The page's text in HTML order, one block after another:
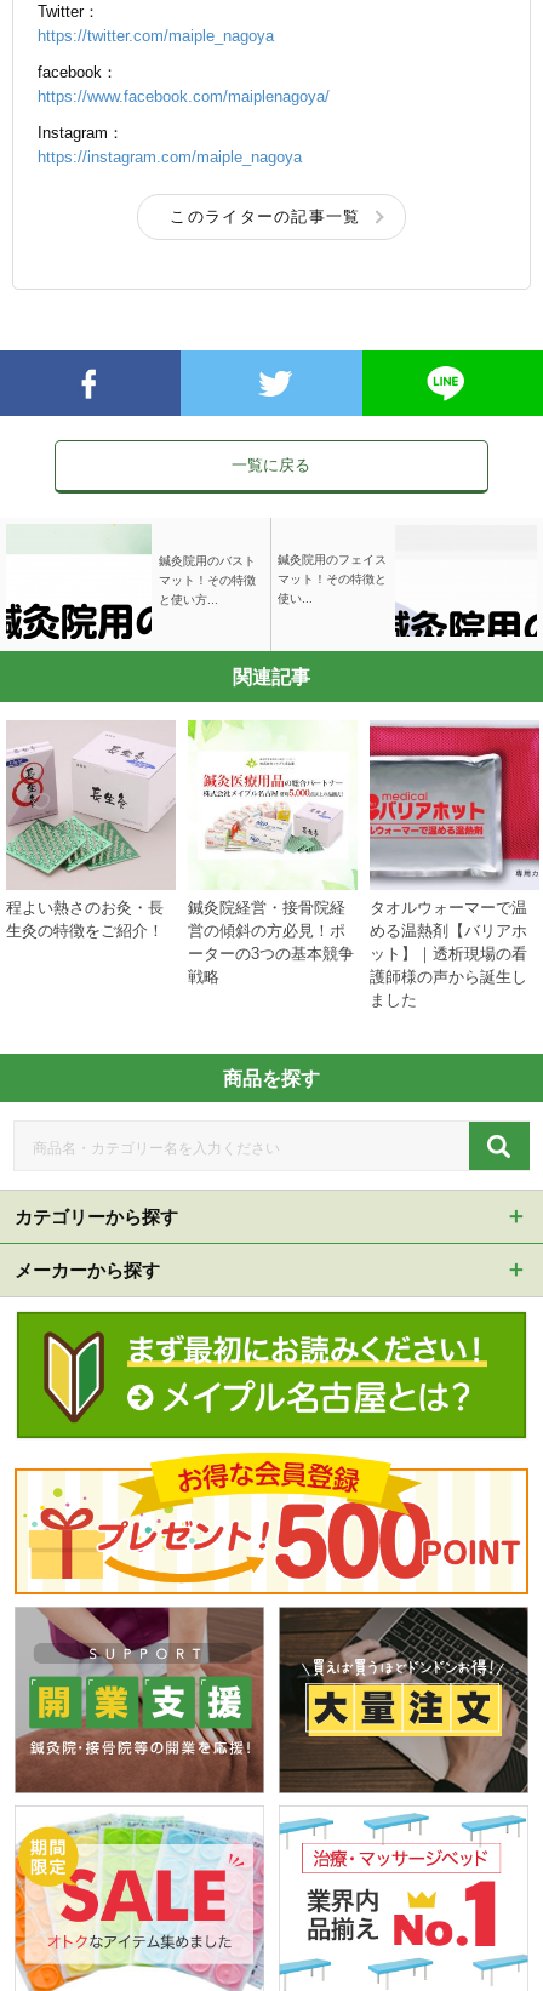
Twitter：
https://twitter.com/maiple_nagoya
facebook：
https://www.facebook.com/maiplenagoya/
Instagram：
https://instagram.com/maiple_nagoya
このライターの記事一覧
一覧に戻る
鍼灸院用のバスト
マット！その特徴
と使い方...
鍼灸院用のフェイス
マット！その特徴と
使い...
関連記事
程よい熱さのお灸・長
生灸の特徴をご紹介！
鍼灸院経営・接骨院経
営の傾斜の方必見！ポ
ーターの3つの基本競争
戦略
タオルウォーマーで温
める温熱剤【バリアホ
ット】｜透析現場の看
護師様の声から誕生し
ました
商品を探す
カテゴリーから探す
メーカーから探す